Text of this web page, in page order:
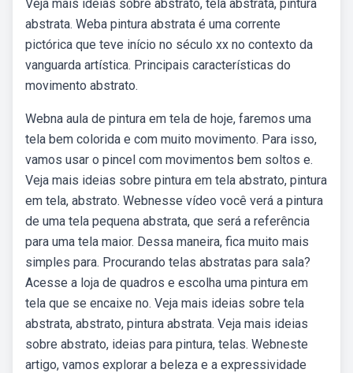
Veja mais ideias sobre abstrato, tela abstrata, pintura
abstrata. Weba pintura abstrata é uma corrente
pictórica que teve início no século xx no contexto da
vanguarda artística. Principais características do
movimento abstrato.
Webna aula de pintura em tela de hoje, faremos uma
tela bem colorida e com muito movimento. Para isso,
vamos usar o pincel com movimentos bem soltos e.
Veja mais ideias sobre pintura em tela abstrato, pintura
em tela, abstrato. Webnesse vídeo você verá a pintura
de uma tela pequena abstrata, que será a referência
para uma tela maior. Dessa maneira, fica muito mais
simples para. Procurando telas abstratas para sala?
Acesse a loja de quadros e escolha uma pintura em
tela que se encaixe no. Veja mais ideias sobre tela
abstrata, abstrato, pintura abstrata. Veja mais ideias
sobre abstrato, ideias para pintura, telas. Webneste
artigo, vamos explorar a beleza e a expressividade